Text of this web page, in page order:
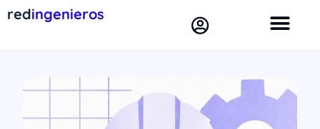
redingenieros